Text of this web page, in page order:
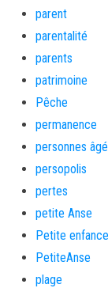
parent
parentalité
parents
patrimoine
Pêche
permanence
personnes
persopolis
pertes
petite Anse
Petite enfance
PetiteAnse
plage